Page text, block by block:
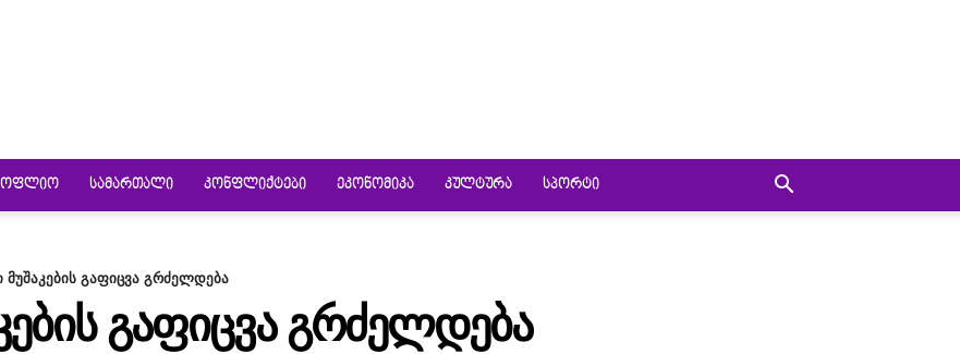
ᲡᲐᲛᲐᲠᲗᲐᲚᲘ ᲙᲝᲜᲤᲚᲘᲥᲢᲔᲑᲘ ᲔᲙᲝᲜᲝᲛᲘᲙᲐ ᲙᲣᲚᲢᲣᲠᲐ ᲡᲞᲝᲠᲢᲘ
გაფიცვა გრძელდება
ᲒᲐᲤᲘᲪᲕᲐ ᲒᲠᲫᲔᲚᲓᲔᲑᲐ